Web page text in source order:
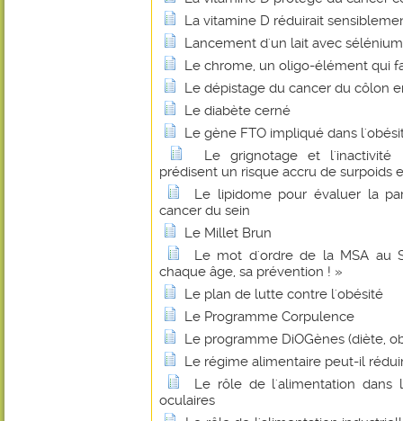
La vitamine D réduirait
Lancement d'un lait avec
Le chrome, un oligo-élément qui
Le dépistage du cancer du côlon
Le diabète cerné
Le gène FTO impliqué dans
Le grignotage et l'inactivité
prédisent un risque accru de surpoids
Le lipidome pour évaluer la
cancer du sein
Le Millet Brun
Le mot d'ordre de la MSA au
chaque âge, sa prévention ! »
Le plan de lutte contre l'obésité
Le Programme Corpulence
Le programme DiOGènes (diète,
Le régime alimentaire peut-il
Le rôle de l'alimentation dans
oculaires